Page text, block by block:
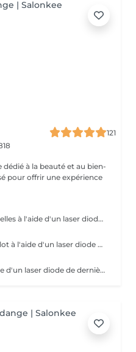
121
à la beauté et au bien-
pour offrir une expérience
Épilation laser définitive des aisselles à l'aide d'un laser diode de dernière génération. Le traitement cible le follicule pileux afin de réduire progressivement et durablement la pilosité. À LIRE AVANT VOTRE SÉANCE Rasez la zone 24 heures avant votre rendez-vous. Ne pas épiler à la cire, à la pince ou à l'épilateur électrique (le rasage est autorisé). Évitez toute exposition au soleil, aux UV et aux autobronzants 2 semaines avant et après la séance. Informez-nous si vous prenez un traitement médical (Roaccutane®, certains antibiotiques photosensibilisants ou autres médicaments pouvant augmenter la sensibilité de la peau). Traitement contre-indiqué pendant la grossesse. Ne pas appliquer de rétinol, d'acides exfoliants ou de produits irritants 48 h avant et 48 h après la séance. Une légère rougeur ou sensation de chaleur est normale après le traitement. Plusieurs séances sont nécessaires pour un résultat optimal.
Épilation laser définitive du maillot à l'aide d'un laser diode de dernière génération. Le traitement cible le follicule pileux afin de réduire progressivement et durablement la pilosité. À LIRE AVANT VOTRE SÉANCE Rasez la zone à traiter 24 heures avant votre rendez-vous. Ne pas épiler à la cire, à la pince ou à l'épilateur électrique pendant toute la durée du traitement (le rasage est autorisé). Évitez toute exposition au soleil, aux UV et aux autobronzants pendant les 2 semaines avant et après la séance. Informez-nous avant votre rendez-vous si vous prenez un traitement médical ou des compléments alimentaires. Certains médicaments peuvent être incompatibles avec l'épilation laser (ex. Roaccutane®, certains antibiotiques photosensibilisants et autres traitements augmentant la sensibilité de la peau). Le traitement est contre-indiqué pendant la grossesse. N'appliquez pas de rétinol, d'acides exfoliants, de gommages ou de produits irritants sur la zone 48 heures avant et 48 heures après la séance. Une légère rougeur ou une sensation de chaleur est normale après le traitement et disparaît généralement en quelques heures. Plusieurs séances sont nécessaires pour obtenir une réduction durable de la pilosité. En cas de doute concernant votre traitement médical ou votre état de santé, contactez-nous avant votre rendez-vous. Une séance présentant une contre-indication ne pourra pas être réalisée.
Épilation laser des jambes à l'aide d'un laser diode de dernière génération. Le traitement cible le follicule pileux afin de réduire progressivement et durablement la pilosité. À LIRE AVANT VOTRE SÉANCE Rasez la zone 24 heures avant votre rendez-vous. Ne pas épiler à la cire, à la pince ou à l'épilateur électrique (le rasage est autorisé). Évitez toute exposition au soleil, aux UV et aux autobronzants 2 semaines avant et après la séance. Informez-nous si vous prenez un traitement médical pouvant être incompatible avec le laser. Traitement contre-indiqué pendant la grossesse. Ne pas appliquer de rétinol, d'acides exfoliants ou de produits irritants 48 h avant et 48 h après la séance. Une légère rougeur ou sensation de chaleur est normale après le traitement. Plusieurs séances sont nécessaires pour un résultat optimal.